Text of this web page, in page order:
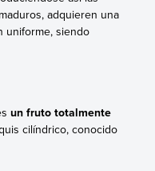
adquieren una
uniforme, siendo
un fruto totalmente
cilíndrico, conocido